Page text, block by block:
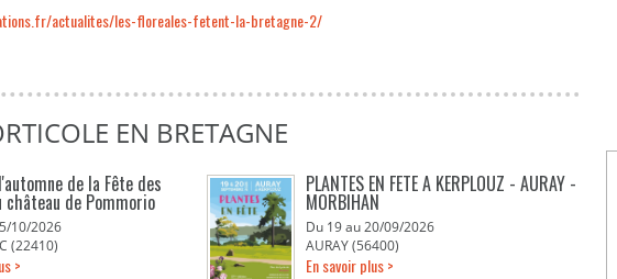
actualites/les-floreales-fetent-la-bretagne-2/
EN BRETAGNE
de la Fête des
château de Pommorio
10/2026
(22410)
>
PLANTES EN FETE A KERPLOUZ - AURAY -
MORBIHAN
Du 19 au 20/09/2026
AURAY (56400)
En savoir plus >